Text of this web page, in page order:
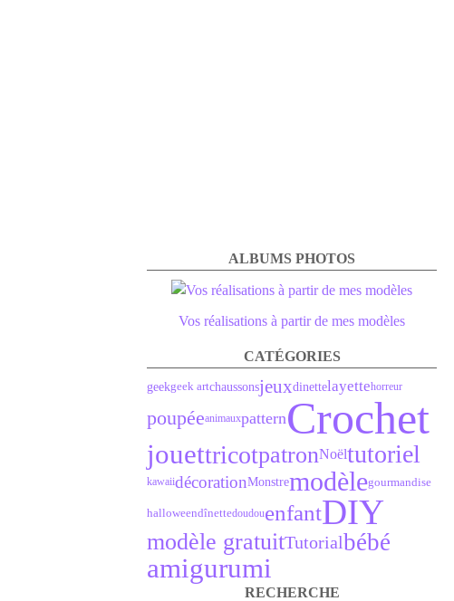
ALBUMS PHOTOS
Vos réalisations à partir de mes modèles
CATÉGORIES
geekgeek artchaussonsjeuxdinettelayettehorreur
poupéeanimauxpatternCrochet
jouettricotpatronNoëltutoriel
kawaiidécorationMonstremodèlegourmandise
halloweendînettedoudouenfantDIY
modèle gratuitTutorialbébé
amigurumi
RECHERCHE